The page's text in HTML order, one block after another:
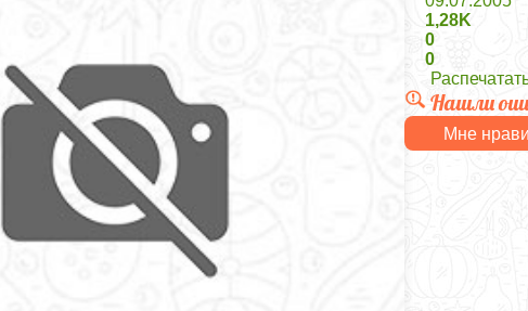
1,28K
0
0
Нашли
Мне